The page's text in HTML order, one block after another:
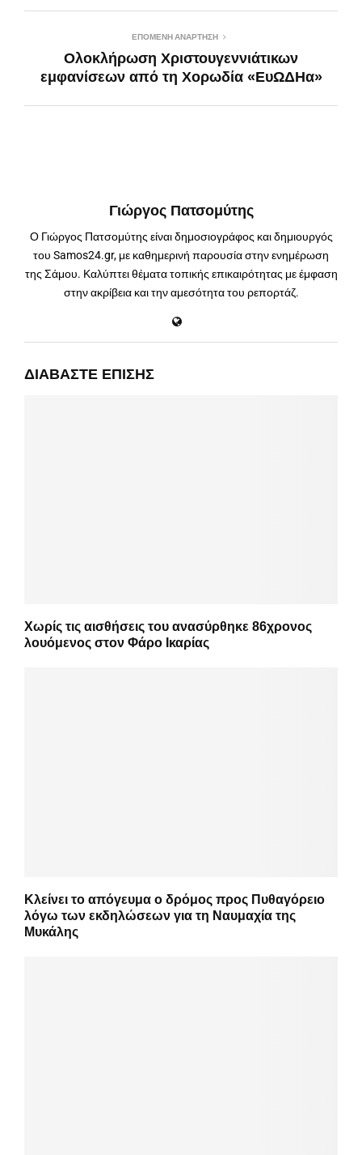
ΕΠΌΜΕΝΗ ΑΝΆΡΤΗΣΗ
Ολοκλήρωση Χριστουγεννιάτικων
εμφανίσεων από τη Χορωδία «ΕυΩΔΗα»
Γιώργος Πατσομύτης
Ο Γιώργος Πατσομύτης είναι δημοσιογράφος και δημιουργός
του Samos24.gr, με καθημερινή παρουσία στην ενημέρωση
της Σάμου. Καλύπτει θέματα τοπικής επικαιρότητας με έμφαση
στην ακρίβεια και την αμεσότητα του ρεπορτάζ.
ΔΙΑΒΆΣΤΕ ΕΠΊΣΗΣ
Χωρίς τις αισθήσεις του ανασύρθηκε 86χρονος
λουόμενος στον Φάρο Ικαρίας
Κλείνει το απόγευμα ο δρόμος προς Πυθαγόρειο
λόγω των εκδηλώσεων για τη Ναυμαχία της
Μυκάλης